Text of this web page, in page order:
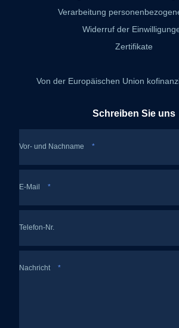
Verarbeitung
Widerruf der
Zertifikate
Von der Europäischen Union
Schreiben Sie uns
Vor- und Nachname *
E-Mail *
Telefon-Nr.
Nachricht *